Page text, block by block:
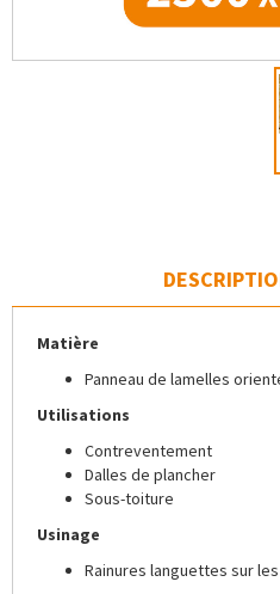
Matière
Panneau de lamelles
Utilisations
Contreventement
Dalles de plancher
Sous-toiture
Usinage
Rainures languettes sur